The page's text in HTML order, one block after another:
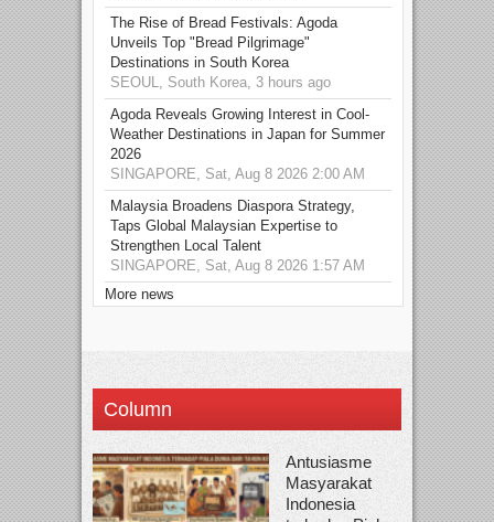
The Rise of Bread Festivals: Agoda
Unveils Top "Bread Pilgrimage"
Destinations in South Korea
SEOUL, South Korea, 3 hours ago
Agoda Reveals Growing Interest in Cool-
Weather Destinations in Japan for Summer
2026
SINGAPORE, Sat, Aug 8 2026 2:00 AM
Malaysia Broadens Diaspora Strategy,
Taps Global Malaysian Expertise to
Strengthen Local Talent
SINGAPORE, Sat, Aug 8 2026 1:57 AM
More news
Column
Antusiasme
Masyarakat
Indonesia